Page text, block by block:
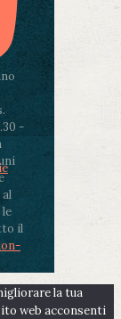
-
il
la tua
web acconsenti